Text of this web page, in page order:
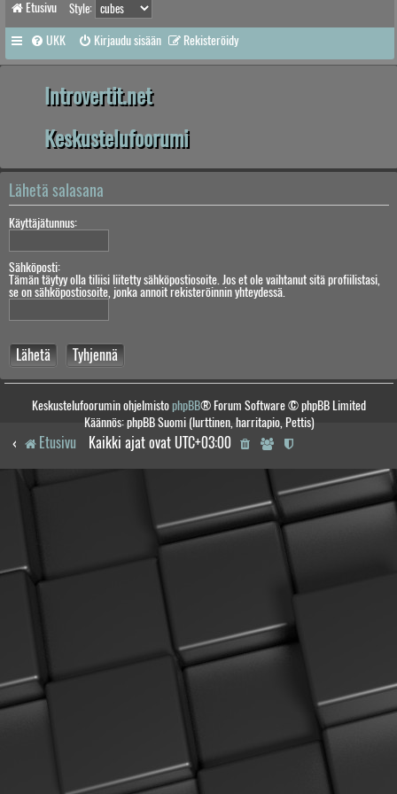
Etusivu Style:
UKK Kirjaudu sisään Rekisteröidy
Introvertit.net
Keskustelufoorumi
Lähetä salasana
Käyttäjätunnus:
Sähköposti:
Tämän täytyy olla tiliisi liitetty sähköpostiosoite. Jos et ole vaihtanut sitä profiilistasi,
se on sähköpostiosoite, jonka annoit rekisteröinnin yhteydessä.
Keskustelufoorumin ohjelmistophpBB® Forum Software © phpBB Limited
Käännös: phpBB Suomi (lurttinen, harritapio, Pettis)
Etusivu Kaikki ajat ovat UTC+03:00